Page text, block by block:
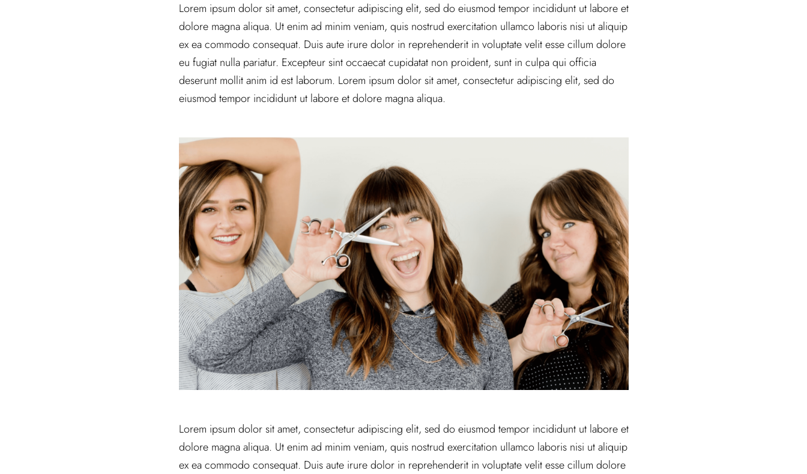
Lorem ipsum dolor sit amet, consectetur adipiscing elit, sed do eiusmod tempor incididunt ut labore et
dolore magna aliqua. Ut enim ad minim veniam, quis nostrud exercitation ullamco laboris nisi ut aliquip
ex ea commodo consequat. Duis aute irure dolor in reprehenderit in voluptate velit esse cillum dolore
eu fugiat nulla pariatur. Excepteur sint occaecat cupidatat non proident, sunt in culpa qui officia
deserunt mollit anim id est laborum. Lorem ipsum dolor sit amet, consectetur adipiscing elit, sed do
eiusmod tempor incididunt ut labore et dolore magna aliqua.
Lorem ipsum dolor sit amet, consectetur adipiscing elit, sed do eiusmod tempor incididunt ut labore et
dolore magna aliqua. Ut enim ad minim veniam, quis nostrud exercitation ullamco laboris nisi ut aliquip
ex ea commodo consequat. Duis aute irure dolor in reprehenderit in voluptate velit esse cillum dolore